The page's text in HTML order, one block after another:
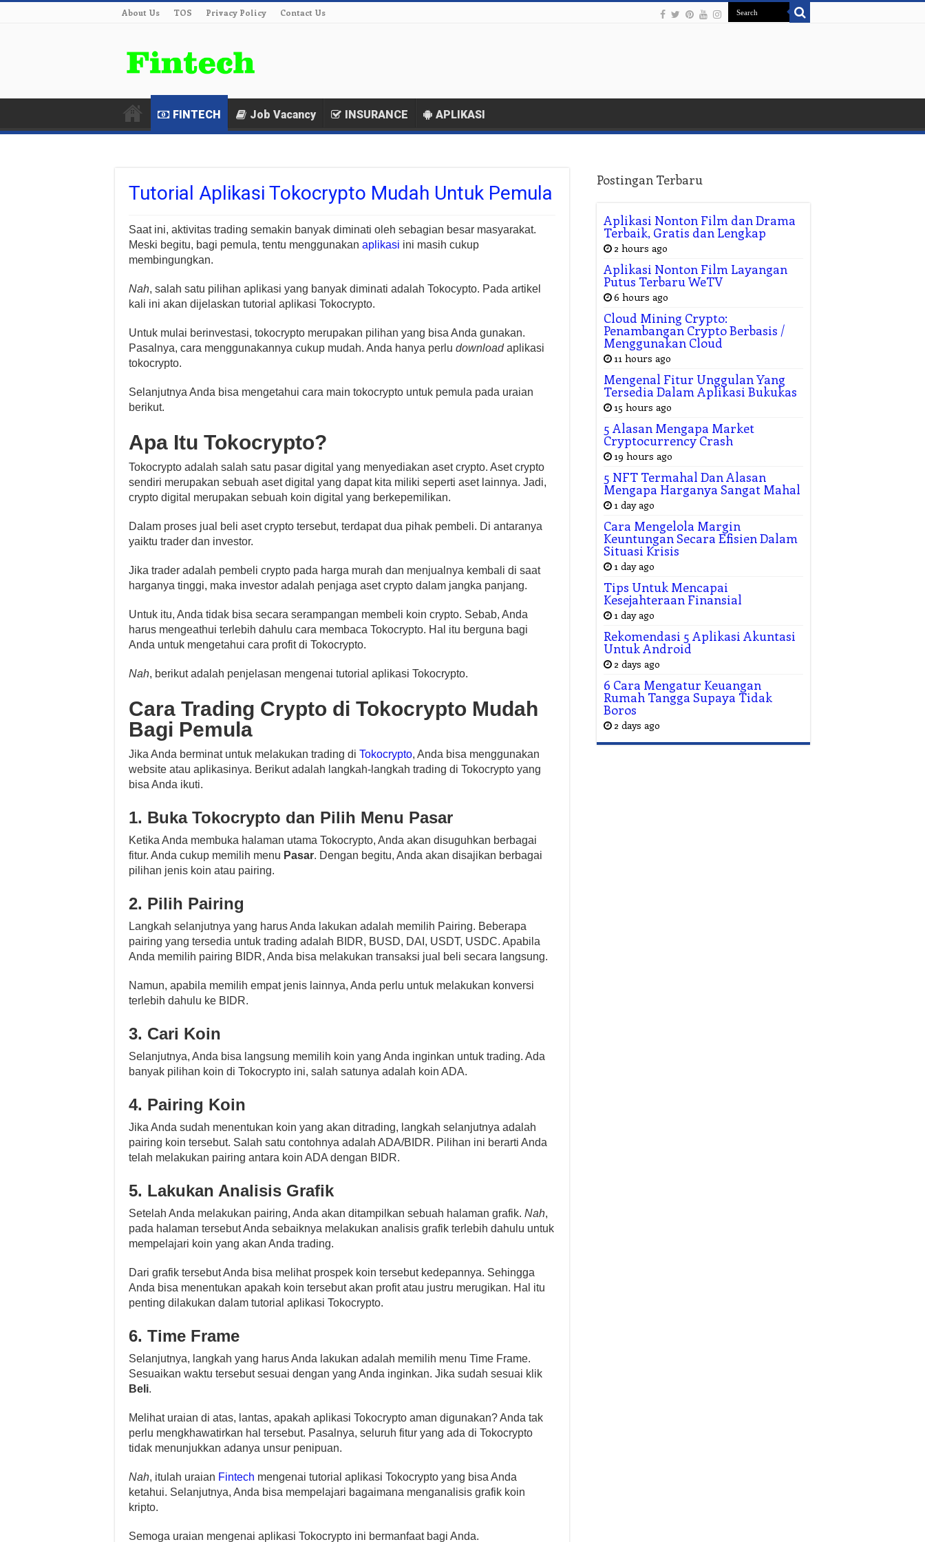
About Us TOS Privacy Policy Contact Us
FINTECH Job Vacancy INSURANCE APLIKASI
Tutorial Aplikasi Tokocrypto Mudah Untuk Pemula
Saat ini, aktivitas trading semakin banyak diminati oleh sebagian besar masyarakat.
Meski begitu, bagi pemula, tentu menggunakan aplikasi ini masih cukup
membingungkan.
Nah, salah satu pilihan aplikasi yang banyak diminati adalah Tokocypto. Pada artikel
kali ini akan dijelaskan tutorial aplikasi Tokocrypto.
Untuk mulai berinvestasi, tokocrypto merupakan pilihan yang bisa Anda gunakan.
Pasalnya, cara menggunakannya cukup mudah. Anda hanya perlu downloadaplikasi
tokocrypto.
Selanjutnya Anda bisa mengetahui cara main tokocrypto untuk pemula pada uraian
berikut.
Apa Itu Tokocrypto?
Tokocrypto adalah salah satu pasar digital yang menyediakan aset crypto. Aset crypto
sendiri merupakan sebuah aset digital yang dapat kita miliki seperti aset lainnya. Jadi,
crypto digital merupakan sebuah koin digital yang berkepemilikan.
Dalam proses jual beli aset crypto tersebut, terdapat dua pihak pembeli. Di antaranya
yaiktu trader dan investor.
Jika trader adalah pembeli crypto pada harga murah dan menjualnya kembali di saat
harganya tinggi, maka investor adalah penjaga aset crypto dalam jangka panjang.
Untuk itu, Anda tidak bisa secara serampangan membeli koin crypto. Sebab, Anda
harus mengeathui terlebih dahulu cara membaca Tokocrypto. Hal itu berguna bagi
Anda untuk mengetahui cara profit di Tokocrypto.
Nah, berikut adalah penjelasan mengenai tutorial aplikasi Tokocrypto.
Cara Trading Crypto di Tokocrypto Mudah
Bagi Pemula
Jika Anda berminat untuk melakukan trading di Tokocrypto, Anda bisa menggunakan
website atau aplikasinya. Berikut adalah langkah-langkah trading di Tokocrypto yang
bisa Anda ikuti.
1. Buka Tokocrypto dan Pilih Menu Pasar
Ketika Anda membuka halaman utama Tokocrypto, Anda akan disuguhkan berbagai
fitur. Anda cukup memilih menu Pasar. Dengan begitu, Anda akan disajikan berbagai
pilihan jenis koin atau pairing.
2. Pilih Pairing
Langkah selanjutnya yang harus Anda lakukan adalah memilih Pairing. Beberapa
pairing yang tersedia untuk trading adalah BIDR, BUSD, DAI, USDT, USDC. Apabila
Anda memilih pairing BIDR, Anda bisa melakukan transaksi jual beli secara langsung.
Namun, apabila memilih empat jenis lainnya, Anda perlu untuk melakukan konversi
terlebih dahulu ke BIDR.
3. Cari Koin
Selanjutnya, Anda bisa langsung memilih koin yang Anda inginkan untuk trading. Ada
banyak pilihan koin di Tokocrypto ini, salah satunya adalah koin ADA.
4. Pairing Koin
Jika Anda sudah menentukan koin yang akan ditrading, langkah selanjutnya adalah
pairing koin tersebut. Salah satu contohnya adalah ADA/BIDR. Pilihan ini berarti Anda
telah melakukan pairing antara koin ADA dengan BIDR.
5. Lakukan Analisis Grafik
Setelah Anda melakukan pairing, Anda akan ditampilkan sebuah halaman grafik. Nah,
pada halaman tersebut Anda sebaiknya melakukan analisis grafik terlebih dahulu untuk
mempelajari koin yang akan Anda trading.
Dari grafik tersebut Anda bisa melihat prospek koin tersebut kedepannya. Sehingga
Anda bisa menentukan apakah koin tersebut akan profit atau justru merugikan. Hal itu
penting dilakukan dalam tutorial aplikasi Tokocrypto.
6. Time Frame
Selanjutnya, langkah yang harus Anda lakukan adalah memilih menu Time Frame.
Sesuaikan waktu tersebut sesuai dengan yang Anda inginkan. Jika sudah sesuai klik
Beli.
Melihat uraian di atas, lantas, apakah aplikasi Tokocrypto aman digunakan? Anda tak
perlu mengkhawatirkan hal tersebut. Pasalnya, seluruh fitur yang ada di Tokocrypto
tidak menunjukkan adanya unsur penipuan.
Nah, itulah uraian Fintech mengenai tutorial aplikasi Tokocrypto yang bisa Anda
ketahui. Selanjutnya, Anda bisa mempelajari bagaimana menganalisis grafik koin
kripto.
Semoga uraian mengenai aplikasi Tokocrypto ini bermanfaat bagi Anda.
Postingan Terbaru
Aplikasi Nonton Film dan Drama
Terbaik, Gratis dan Lengkap
2 hours ago
Aplikasi Nonton Film Layangan
Putus Terbaru WeTV
6 hours ago
Cloud Mining Crypto:
Penambangan Crypto Berbasis /
Menggunakan Cloud
11 hours ago
Mengenal Fitur Unggulan Yang
Tersedia Dalam Aplikasi Bukukas
15 hours ago
5 Alasan Mengapa Market
Cryptocurrency Crash
19 hours ago
5 NFT Termahal⁠ Dan Alasan
Mengapa Harganya Sangat Mahal
1 day ago
Cara Mengelola Margin
Keuntungan Secara Efisien Dalam
Situasi Krisis
1 day ago
Tips Untuk Mencapai
Kesejahteraan Finansial
1 day ago
Rekomendasi 5 Aplikasi Akuntasi
Untuk Android
2 days ago
6 Cara Mengatur Keuangan
Rumah Tangga Supaya Tidak
Boros
2 days ago